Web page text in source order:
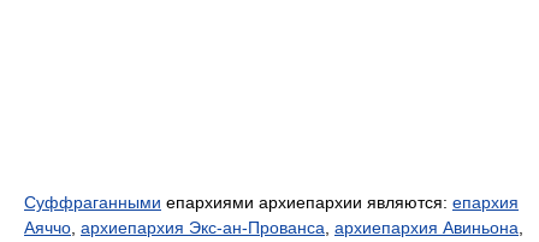
Суффраганными епархиями архиепархии являются: епархия
Аяччо архиепархия Экс-ан-Прованса архиепархия Авиньона